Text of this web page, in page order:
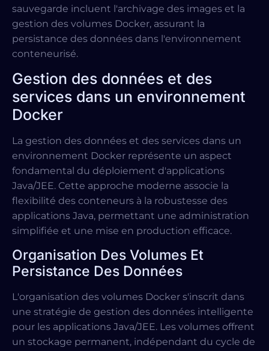
sauvegarde incluent l'archivage des images et la
gestion des volumes Docker, assurant la
persistance des données dans l'environnement
conteneurisé.
Gestion des données et des
services dans un environnement
Docker
La gestion des données et des services dans un
environnement Docker représente un aspect
fondamental du déploiement d'applications
Java/JEE. Cette approche moderne associe la
flexibilité des conteneurs à la robustesse des
applications Java, permettant une administration
simplifiée et une mise en production efficace.
Organisation Des Volumes Et
Persistance Des Données
L'organisation des volumes Docker s'inscrit dans
une stratégie de gestion des données intelligente
pour les applications Java/JEE. Les volumes offrent
un stockage permanent, indépendant du cycle de